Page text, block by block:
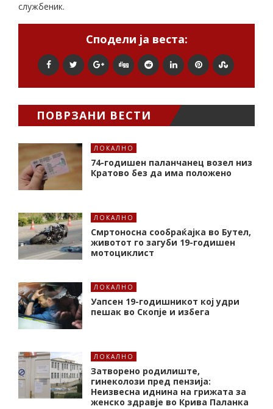
службеник.
Сподели ја веста:
ПОВРЗАНИ ВЕСТИ
ЛОКАЛНО
74-годишен паланчанец возел низ
Кратово без да има положено
ЛОКАЛНО
Смртоносна сообраќајка во Бутел,
животот го загуби 19-годишен
мотоциклист
ЛОКАЛНО
Уапсен 19-годишникот кој удри
пешак во Скопје и избега
ЛОКАЛНО
Затворено родилиште,
гинеколози пред пензија:
Неизвесна иднина на грижата за
женско здравје во Крива Паланка